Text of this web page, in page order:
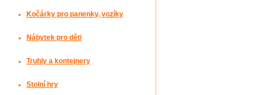
Kočárky pro panenky, vozíky
Nábytek pro děti
Truhly a kontejnery
Stolní hry